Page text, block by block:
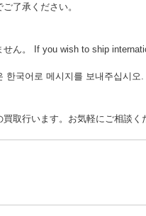
了承ください。
ん。 If you wish to ship
국어로 메시지를 보내주십시오.
取行います。お気軽にご相談く